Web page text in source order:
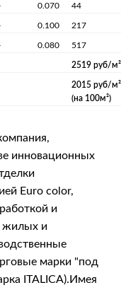
0.070 44
0.100 217
0.080 517
2519 руб/м²
2015 руб/м²
(на 100м²)
инновационных
Euro color,
и
жилых и
марки "под
ITALICA).Имея